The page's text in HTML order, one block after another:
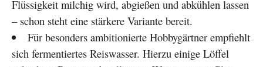
Flüssigkeit milchig wird, abgießen und abkühlen lassen
– schon steht eine stärkere Variante bereit.
Für besonders ambitionierte Hobbygärtner empfiehlt
sich fermentiertes Reiswasser. Hierzu einige Löffel